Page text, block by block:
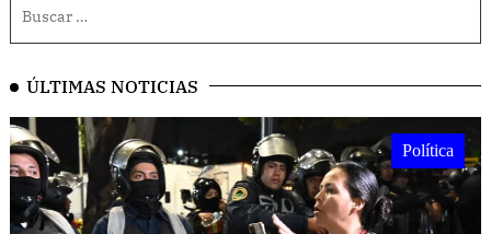
ÚLTIMAS NOTICIAS
Política